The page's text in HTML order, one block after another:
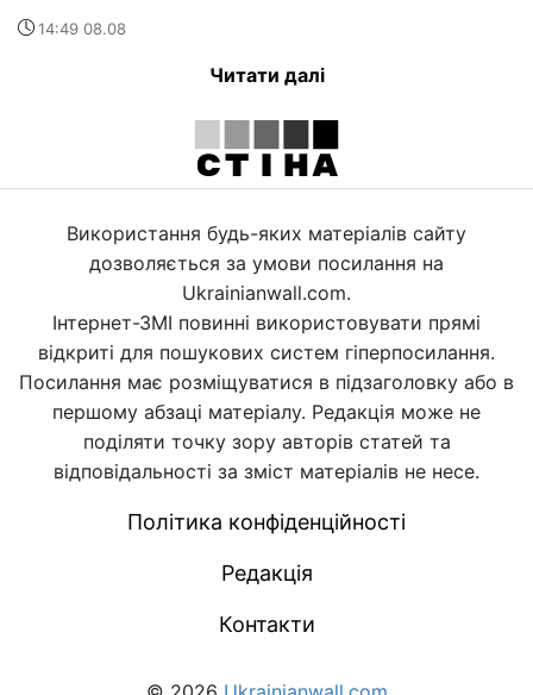
14:49 08.08
Читати далі
Використання будь-яких матеріалів сайту
дозволяється за умови посилання на
Ukrainianwall.com.
Інтернет-ЗМІ повинні використовувати прямі
відкриті для пошукових систем гіперпосилання.
Посилання має розміщуватися в підзаголовку або в
першому абзаці матеріалу. Редакція може не
поділяти точку зору авторів статей та
відповідальності за зміст матеріалів не несе.
Політика конфіденційності
Редакція
Контакти